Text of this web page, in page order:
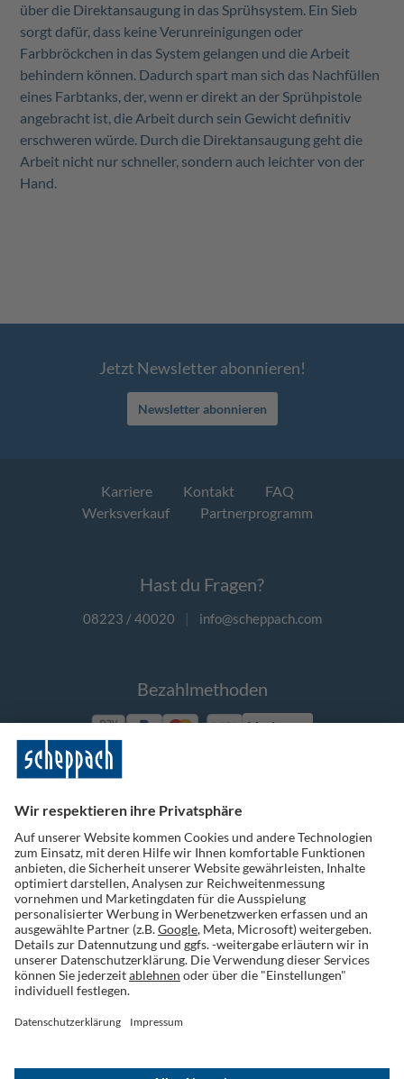
über die Direktansaugung in das Sprühsystem. Ein Sieb
sorgt dafür, dass keine Verunreinigungen oder
Farbbröckchen in das System gelangen und die Arbeit
behindern können. Dadurch spart man sich das Nachfüllen
eines Farbtanks, der, wenn er direkt an der Sprühpistole
angebracht ist, die Arbeit durch sein Gewicht definitiv
erschweren würde. Durch die Direktansaugung geht die
Arbeit nicht nur schneller, sondern auch leichter von der
Hand.
Jetzt Newsletter abonnieren!
Newsletter abonnieren
Karriere Kontakt
FAQ
Werksverkauf
Partnerprogramm
Hast du Fragen?
08223 / 40020 | info@scheppach.com
Bezahlmethoden
Vorkasse
Folge uns auf Social Media